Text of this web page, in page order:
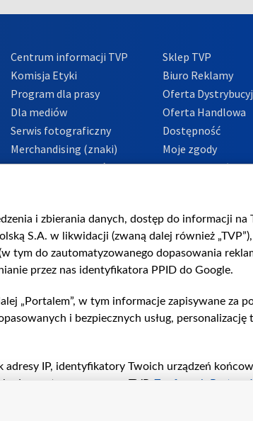
Centrum informacji TVP
Komisja Etyki
Program dla prasy
Dla mediów
Serwis fotograficzny
Merchandising (znaki)
Polityka Prywatności
Sklep TVP
Biuro Reklamy
Oferta
Oferta Handlowa
Dostępność
Moje zgody
Procedura
i zbierania danych, dostęp do informacji na
S.A. w likwidacji (zwaną dalej również „TVP”),
tym do zautomatyzowanego dopasowania
przez nas identyfikatora PPID do Google.
„Portalem”, w tym informacje zapisywane za
i bezpiecznych usług, personalizację
adresy IP, identyfikatory Twoich urządzeń
przetwarzane przez TVP, Zaufanych
urządzeniu lub dostęp do nich, wyboru
treści, wyboru spersonalizowanych